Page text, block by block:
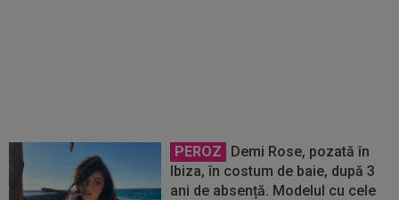
PEROZ
Demi Rose, pozată în
Ibiza, în costum de baie, după 3
ani de absență. Modelul cu cele